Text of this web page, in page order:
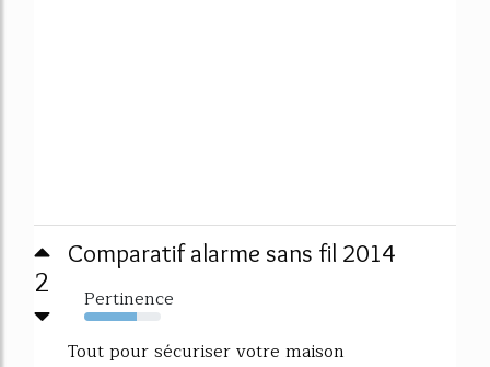
2
Comparatif alarme sans fil 2014
Pertinence
68%
Tout pour sécuriser votre maison